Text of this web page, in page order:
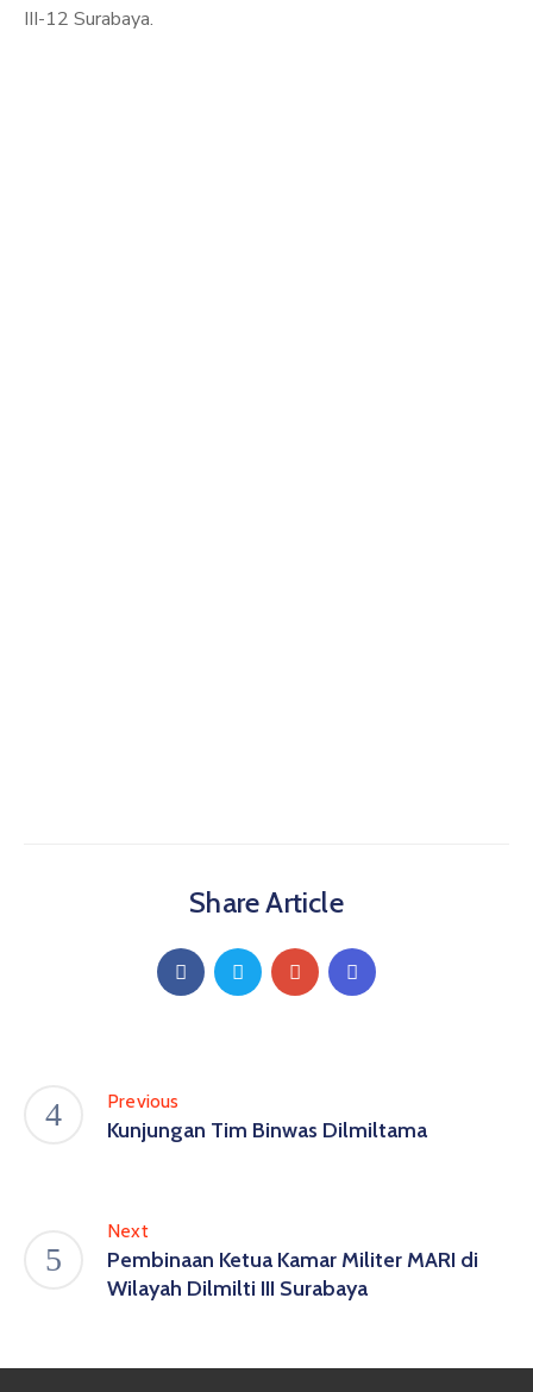
III-12 Surabaya.
Share Article
Previous
Kunjungan Tim Binwas Dilmiltama
Next
Pembinaan Ketua Kamar Militer MARI di
Wilayah Dilmilti III Surabaya